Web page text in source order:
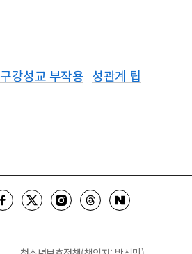
구강성교 부작용 성관계 팁